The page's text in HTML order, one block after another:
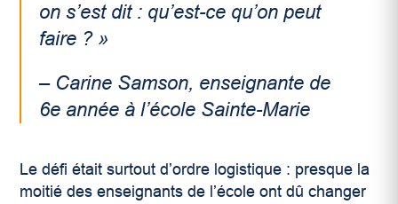
on s’est dit : qu’est-ce qu’on peut
faire ? »
– Carine Samson, enseignante de
6e année à l’école Sainte-Marie
Le défi était surtout d’ordre logistique : presque la
moitié des enseignants de l’école ont dû changer